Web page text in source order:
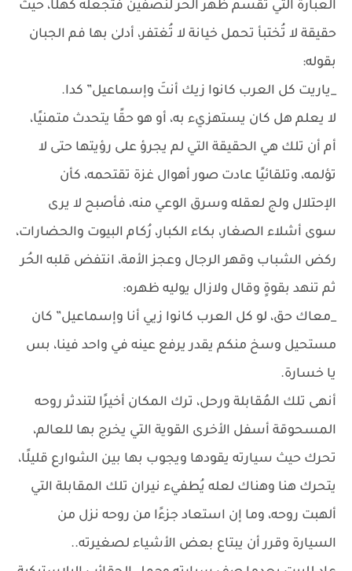
العبارة التي تقسم ظهر الحُر لنصفين فتجعله كهلًا، حيث
حقيقة لا تُختبأ تحمل خيانة لا تُغتفر، أدلىٰ بها فم الجبان
بقوله:
_ياريت كل العرب كانوا زيك أنتَ وإسماعيل” كدا.
لا يعلم هل كان يستهزيء به، أو هو حقًا يتحدث متمنيًا،
أم أن تلك هي الحقيقة التي لم يجرؤ على رؤيتها حتى لا
تؤلمه، وتلقائيًا عادت صور أهوال غزة تقتحمه، كأن
الإحتلال ولج لعقله وسرق الوعي منه، فأصبح لا يرى
سوى أشلاء الصغار، بكاء الكبار، رُكام البيوت والحضارات،
ركض الشباب وقهر الرجال وعجز الأمة، انتفض قلبه الحُر
ثم تنهد بقوةٍ وقال ولازال يوليه ظهره:
_معاك حق، لو كل العرب كانوا زيي أنا وإسماعيل” كان
مستحيل وسخ منكم يقدر يرفع عينه في واحد فينا، بس
يا خسارة.
أنهى تلك المُقابلة ورحل، ترك المكان أخيرًا لتندثر روحه
المسحوقة أسفل الأخرى القوية التي يخرج بها للعالم،
تحرك حيث سيارته يقودها ويجوب بها بين الشوارع قليلًا،
يتحرك هنا وهناك لعله يُطفيء نيران تلك المقابلة التي
ألهبت روحه، وما إن استعاد جزءًا من روحه نزل من
السيارة وقرر أن يبتاع بعض الأشياء لصغيرته..